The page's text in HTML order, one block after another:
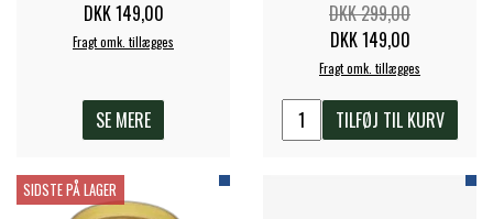
STAR TACK
STUD MUFFIN
DKK 149,00
Fragt omk. tillægges
SE MERE
DKK 299,00
DKK 149,00
Fragt omk. tillægges
TILFØJ TIL KURV
SIDSTE PÅ LAGER